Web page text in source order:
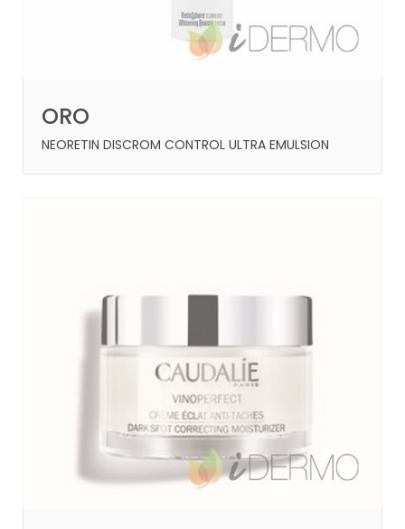
ORO
NEORETIN DISCROM CONTROL ULTRA EMULSION